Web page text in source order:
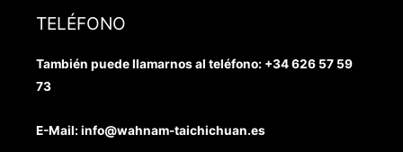
TELÉFONO
También puede llamarnos al teléfono: +34 626 57 59
73
E-Mail: info@wahnam-taichichuan.es